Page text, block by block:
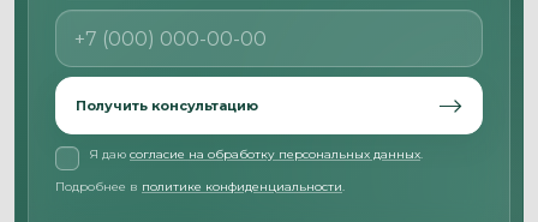
Номер телефона
Получить консультацию
Я даю согласие на обработку персональных данных.
Подробнее в политике конфиденциальности.